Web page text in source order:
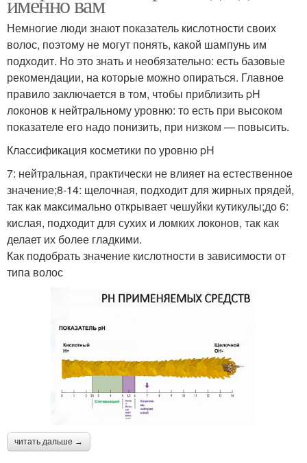
Немногие люди знают показатель кислотности своих
волос, поэтому не могут понять, какой шампунь им
подходит. Но это знать и необязательно: есть базовые
рекомендации, на которые можно опираться. Главное
правило заключается в том, чтобы приблизить pH
локонов к нейтральному уровню: то есть при высоком
показателе его надо понизить, при низком — повысить.
Классификация косметики по уровню pH
7: нейтральная, практически не влияет на естественное
значение;8-14: щелочная, подходит для жирных прядей,
так как максимально открывает чешуйки кутикулы;до 6:
кислая, подходит для сухих и ломких локонов, так как
делает их более гладкими.
Как подобрать значение кислотности в зависимости от
типа волос
читать дальше →